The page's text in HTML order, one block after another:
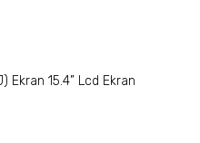
Ekran 15.4” Lcd Ekran